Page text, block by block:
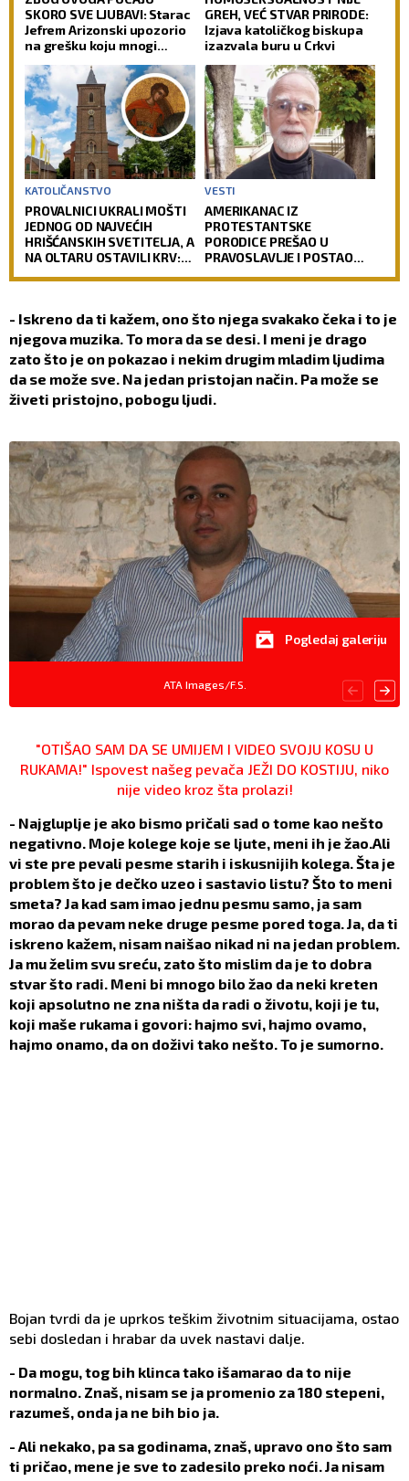
SKORO SVE LJUBAVI: Starac
Jefrem Arizonski upozorio
na grešku koju mnogi
GREH, VEĆ STVAR PRIRODE:
Izjava katoličkog biskupa
izazvala buru u Crkvi
KATOLIČANSTVO
PROVALNICI UKRALI MOŠTI
JEDNOG OD NAJVEĆIH
HRIŠĆANSKIH SVETITELJA, A
NA OLTARU OSTAVILI KRV:
VESTI
AMERIKANAC IZ
PROTESTANTSKE
PORODICE PREŠAO U
PRAVOSLAVLJE I POSTAO
putu preobraćenja
- Iskreno da ti kažem, ono što njega svakako čeka i to je
njegova muzika. To mora da se desi. I meni je drago
zato što je on pokazao i nekim drugim mladim ljudima
da se može sve. Na jedan pristojan način. Pa može se
živeti pristojno, pobogu ljudi.
ATA Images/F.S.
Pogledaj galeriju
"OTIŠAO SAM DA SE UMIJEM I VIDEO SVOJU KOSU U
RUKAMA!" Ispovest našeg pevača JEŽI DO KOSTIJU, niko
nije video kroz šta prolazi!
- Najgluplje je ako bismo pričali sad o tome kao nešto
negativno. Moje kolege koje se ljute, meni ih je žao.Ali
vi ste pre pevali pesme starih i iskusnijih kolega. Šta je
problem što je dečko uzeo i sastavio listu? Što to meni
smeta? Ja kad sam imao jednu pesmu samo, ja sam
morao da pevam neke druge pesme pored toga. Ja, da ti
iskreno kažem, nisam naišao nikad ni na jedan problem.
Ja mu želim svu sreću, zato što mislim da je to dobra
stvar što radi. Meni bi mnogo bilo žao da neki kreten
koji apsolutno ne zna ništa da radi o životu, koji je tu,
koji maše rukama i govori: hajmo svi, hajmo ovamo,
hajmo onamo, da on doživi tako nešto. To je sumorno.
Bojan tvrdi da je uprkos teškim životnim situacijama, ostao
sebi dosledan i hrabar da uvek nastavi dalje.
- Da mogu, tog bih klinca tako išamarao da to nije
normalno. Znaš, nisam se ja promenio za 180 stepeni,
razumeš, onda ja ne bih bio ja.
- Ali nekako, pa sa godinama, znaš, upravo ono što sam
ti pričao, mene je sve to zadesilo preko noći. Ja nisam